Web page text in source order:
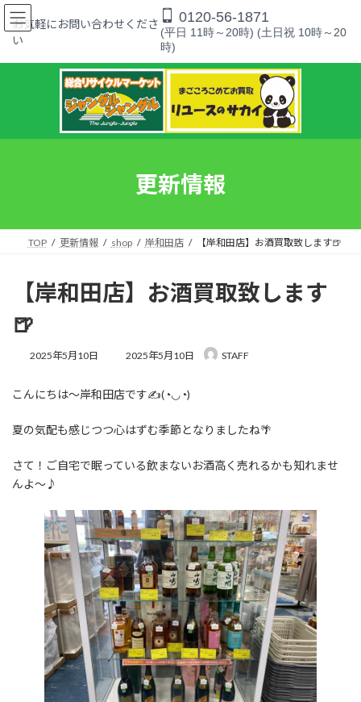
コ
ン
ッ
ナ
ビ
移
お気軽にお問い合わせくださ
い
0120-56-1871
(平日 11時～20時) (土日祝 10時～20
時)
更新情報
TOP 更新情報 shop 岸和田店 【岸和田店】お酒買取致します🍺
【岸和田店】お酒買取致します
🍺
2025年5月10日
最
新
時
:
2025年5月10日 STAFF
こんにちは～岸和田店です✍(◔◡◔)
夏の気配も感じつつ心はずむ季節となりましたね🌴
さて！ご自宅で眠っている飲まないお酒高く売れるかも知れませ
んよ～♪